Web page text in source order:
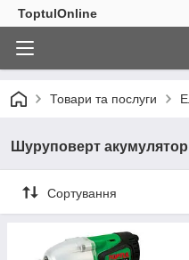
ToptulOnline
Товари та послуги
Шуруповерт
Сортування